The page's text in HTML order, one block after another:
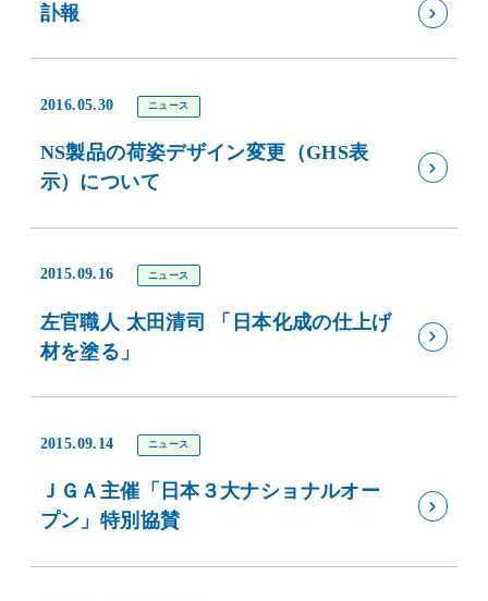
訃報
2016.05.30 ニュース
NS製品の荷姿デザイン変更（GHS表
示）について
2015.09.16 ニュース
左官職人 太田清司 「日本化成の仕上げ
材を塗る」
2015.09.14 ニュース
ＪＧＡ主催「日本３大ナショナルオー
プン」特別協賛